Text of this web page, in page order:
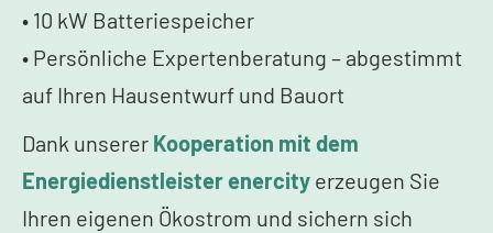
• 10 kW Batteriespeicher
• Persönliche Expertenberatung – abgestimmt
auf Ihren Hausentwurf und Bauort
Dank unserer Kooperation mit dem
Energiedienstleister enercity erzeugen Sie
Ihren eigenen Ökostrom und sichern sich